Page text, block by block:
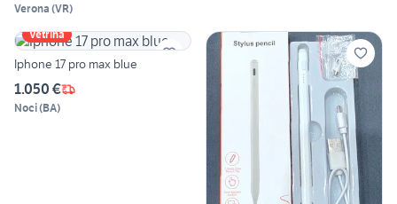
Verona (VR)
Vetrina
Iphone 17 pro max blue
1.050 €
Noci(BA)